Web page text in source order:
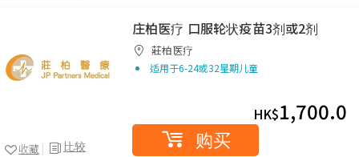
比较
收藏
庄柏医疗 口服轮状疫苗3剂或2剂
莊柏医疗
适用于6-24或32星期儿童
HK$1,700.0
购买